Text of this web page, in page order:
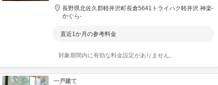
長野県北佐久郡軽井沢町長倉5641 トライハク軽井沢 神楽-
かぐら-
直近1か月の参考料金
対象期間内に有効な料金設定がありません。
一戸建て